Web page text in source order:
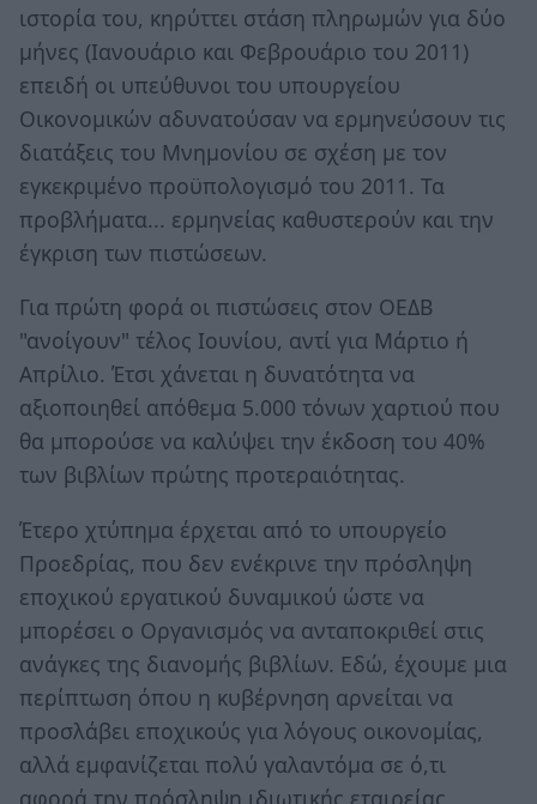
ιστορία του, κηρύττει στάση πληρωμών για δύο
μήνες (Ιανουάριο και Φεβρουάριο του 2011)
επειδή οι υπεύθυνοι του υπουργείου
Οικονομικών αδυνατούσαν να ερμηνεύσουν τις
διατάξεις του Μνημονίου σε σχέση με τον
εγκεκριμένο προϋπολογισμό του 2011. Τα
προβλήματα... ερμηνείας καθυστερούν και την
έγκριση των πιστώσεων.
Για πρώτη φορά οι πιστώσεις στον ΟΕΔΒ
"ανοίγουν" τέλος Ιουνίου, αντί για Μάρτιο ή
Απρίλιο. Έτσι χάνεται η δυνατότητα να
αξιοποιηθεί απόθεμα 5.000 τόνων χαρτιού που
θα μπορούσε να καλύψει την έκδοση του 40%
των βιβλίων πρώτης προτεραιότητας.
Έτερο χτύπημα έρχεται από το υπουργείο
Προεδρίας, που δεν ενέκρινε την πρόσληψη
εποχικού εργατικού δυναμικού ώστε να
μπορέσει ο Οργανισμός να ανταποκριθεί στις
ανάγκες της διανομής βιβλίων. Εδώ, έχουμε μια
περίπτωση όπου η κυβέρνηση αρνείται να
προσλάβει εποχικούς για λόγους οικονομίας,
αλλά εμφανίζεται πολύ γαλαντόμα σε ό,τι
αφορά την πρόσληψη ιδιωτικής εταιρείας